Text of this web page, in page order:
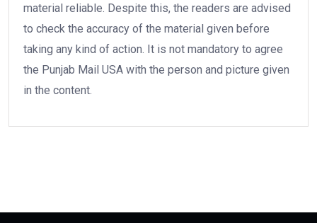
material reliable. Despite this, the readers are advised
to check the accuracy of the material given before
taking any kind of action. It is not mandatory to agree
the Punjab Mail USA with the person and picture given
in the content.